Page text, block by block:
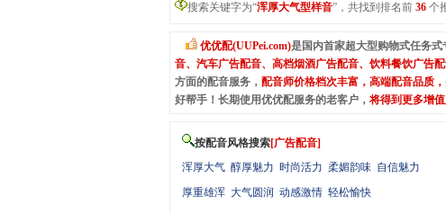
搜索关键字为“浑厚大气型样音”，共找到排名前 36 个
优优配(UUPei.com)是国内首家超大型购物式任务
音、汽车广告配音、高档烟酒广告配音、饮料餐饮广告
方面的配音服务， 配音师价格档次丰富，高端配音品质，
好帮手！长期使用优优配服务的老客户， 将得到更多增
按配音风格搜索[广告配音]
浑厚大气 醇厚魅力 时尚活力 柔媚韵味 自信魅力
厚重雄浑 大气圆润 动感激情 轻松愉快